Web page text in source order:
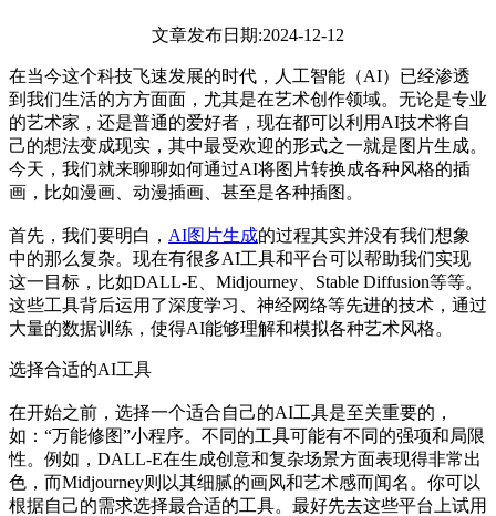
文章发布日期:2024-12-12
在当今这个科技飞速发展的时代，人工智能（AI）已经渗透
到我们生活的方方面面，尤其是在艺术创作领域。无论是专业
的艺术家，还是普通的爱好者，现在都可以利用AI技术将自
己的想法变成现实，其中最受欢迎的形式之一就是图片生成。
今天，我们就来聊聊如何通过AI将图片转换成各种风格的插
画，比如漫画、动漫插画、甚至是各种插图。
首先，我们要明白， AI图片生成的过程其实并没有我们想象
中的那么复杂。现在有很多AI工具和平台可以帮助我们实现
这一目标，比如DALL-E、Midjourney、Stable Diffusion等等。
这些工具背后运用了深度学习、神经网络等先进的技术，通过
大量的数据训练，使得AI能够理解和模拟各种艺术风格。
选择合适的AI工具
在开始之前，选择一个适合自己的AI工具是至关重要的，
如：“万能修图”小程序。不同的工具可能有不同的强项和局限
性。例如，DALL-E在生成创意和复杂场景方面表现得非常出
色，而Midjourney则以其细腻的画风和艺术感而闻名。你可以
根据自己的需求选择最合适的工具。最好先去这些平台上试用